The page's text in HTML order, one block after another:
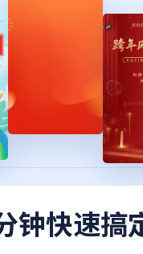
钟快速